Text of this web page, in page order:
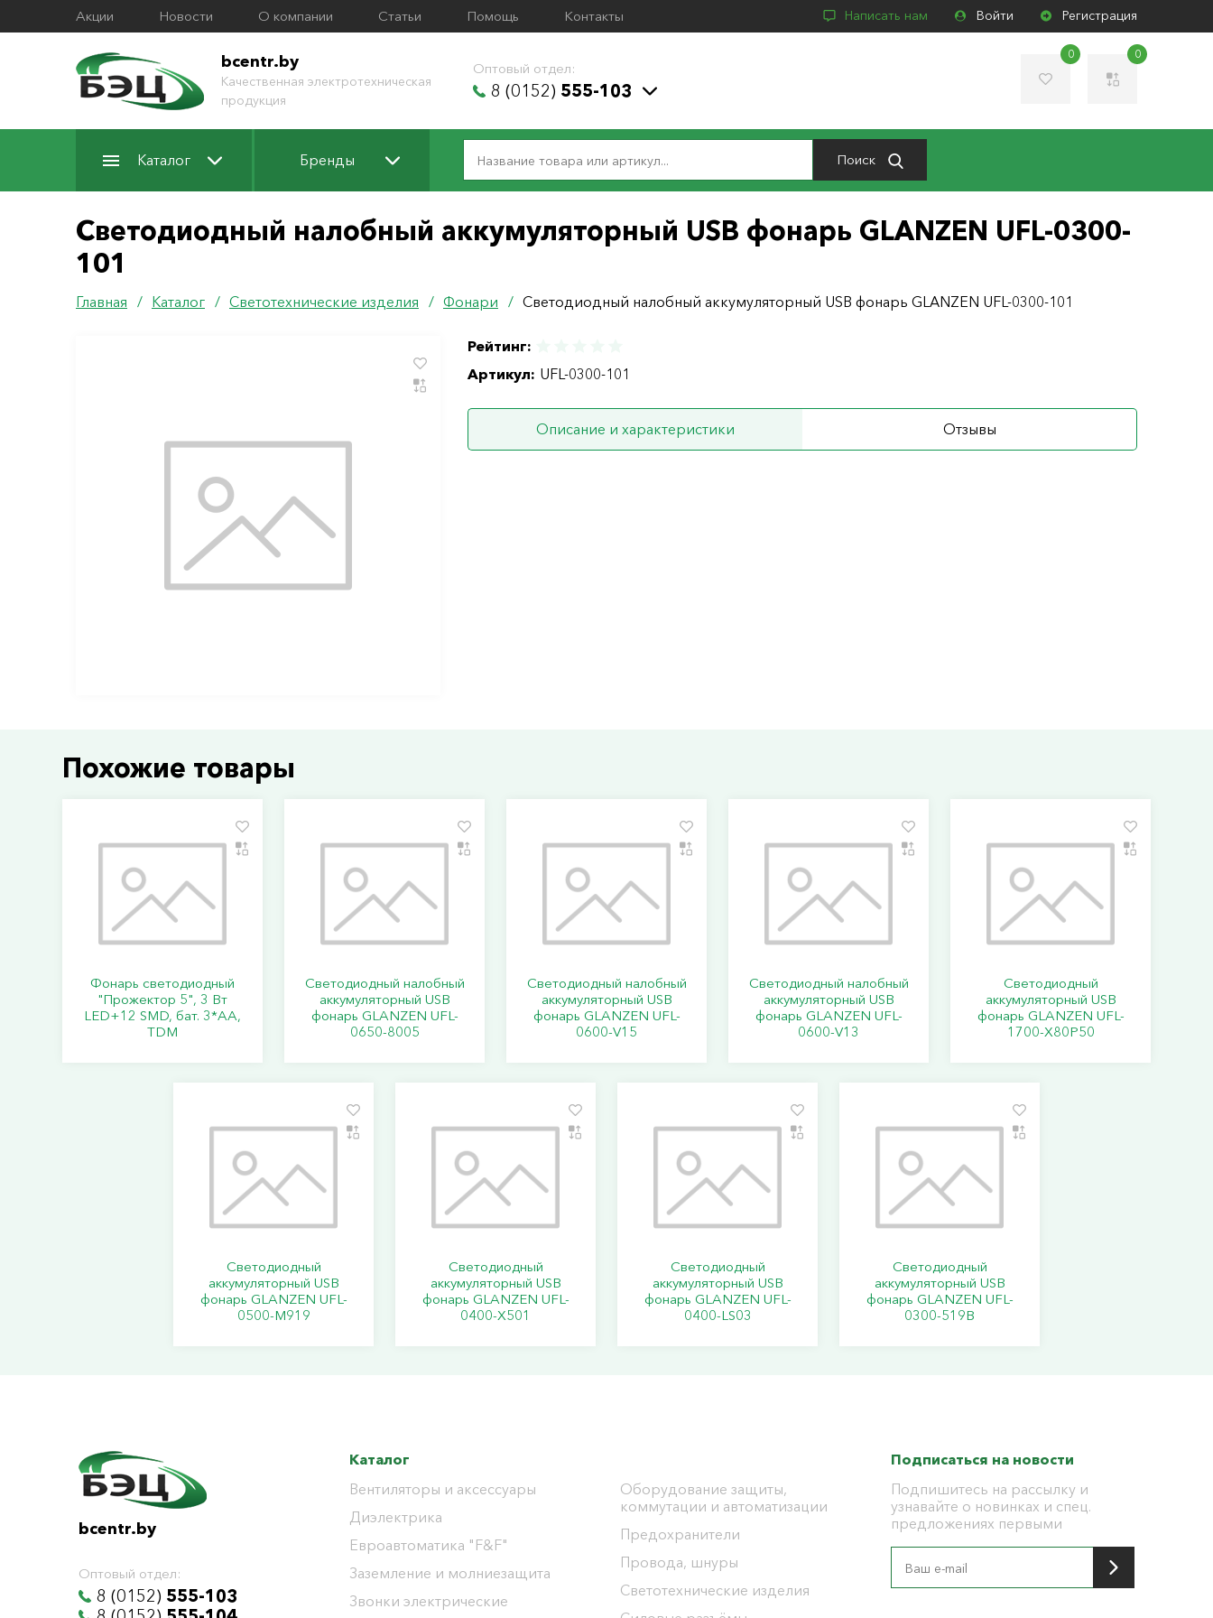
Акции Новости О компании Статьи Помощь Контакты Написать нам Войти Регистрация
bcentr.by
Качественная электротехническая
продукция
Оптовый отдел:
8 (0152) 555-103
0 0
Каталог Бренды Поиск
Светодиодный налобный аккумуляторный USB фонарь GLANZEN UFL-0300-
101
Главная / Каталог / Светотехнические изделия / Фонари / Светодиодный налобный аккумуляторный USB фонарь GLANZEN UFL-0300-101
Рейтинг:
Артикул: UFL-0300-101
Описание и характеристики Отзывы
Похожие товары
Фонарь светодиодный
"Прожектор 5", 3 Вт
LED+12 SMD, бат. 3*АА,
TDM
Светодиодный налобный
аккумуляторный USB
фонарь GLANZEN UFL-
0650-8005
Светодиодный налобный
аккумуляторный USB
фонарь GLANZEN UFL-
0600-V15
Светодиодный налобный
аккумуляторный USB
фонарь GLANZEN UFL-
0600-V13
Светодиодный
аккумуляторный USB
фонарь GLANZEN UFL-
1700-X80P50
Светодиодный
аккумуляторный USB
фонарь GLANZEN UFL-
0500-M919
Светодиодный
аккумуляторный USB
фонарь GLANZEN UFL-
0400-X501
Светодиодный
аккумуляторный USB
фонарь GLANZEN UFL-
0400-LS03
Светодиодный
аккумуляторный USB
фонарь GLANZEN UFL-
0300-519B
bcentr.by
Оптовый отдел:
8 (0152) 555-103
Каталог
Вентиляторы и аксессуары
Диэлектрика
Евроавтоматика "F&F"
Заземление и молниезащита
Звонки электрические
Оборудование защиты,
коммутации и автоматизации
Предохранители
Провода, шнуры
Светотехнические изделия
Подписаться на новости
Подпишитесь на рассылку и
узнавайте о новинках и спец.
предложениях первыми